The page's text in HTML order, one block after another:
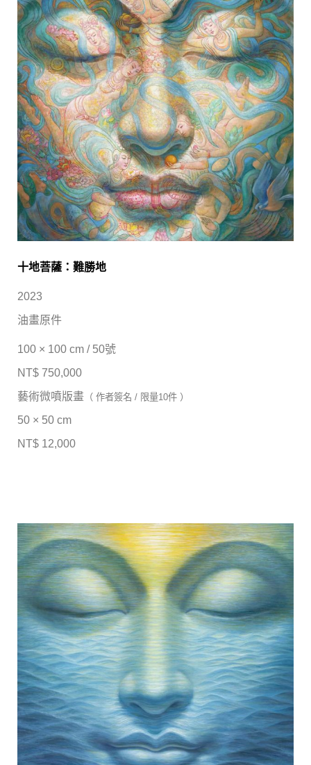
十地菩薩：難勝地
2023
油畫原件
100 × 100 cm / 50號
NT$ 750,000
藝術微噴版畫 （ 作者簽名 / 限量10件 ）
50 × 50 cm
NT$ 12,000